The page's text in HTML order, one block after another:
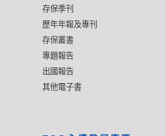
存保季刊
歷年年報及專刊
存保叢書
專題報告
出國報告
其他電子書